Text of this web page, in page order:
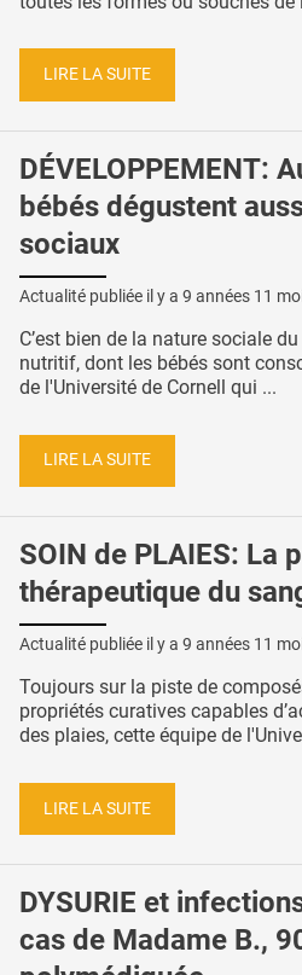
LIRE LA SUITE
DÉVELOPPEMENT:
bébés dégustent
sociaux
Actualité publiée il y a 9 années 11
C’est bien de la nature sociale
nutritif, dont les bébés sont
de l'Université de Cornell qui ...
LIRE LA SUITE
SOIN de PLAIES: La
thérapeutique du
Actualité publiée il y a 9 années 11
Toujours sur la piste de
propriétés curatives capables
des plaies, cette équipe de
LIRE LA SUITE
DYSURIE et
cas de Madame B.,